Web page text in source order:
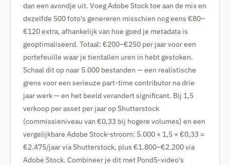
dan een avondje uit. Voeg Adobe Stock toe aan de mix en
dezelfde 500 foto's genereren misschien nog eens €80–
€120 extra, afhankelijk van hoe goed je metadata is
geoptimaliseerd. Totaal: €200–€250 per jaar voor een
portefeuille waar je tientallen uren in hebt gestoken.
Schaal dit op naar 5.000 bestanden — een realistische
grens voor een serieuze part-time contributor na drie
jaar werk — en het beeld verandert significant. Bij 1,5
verkoop per asset per jaar op Shutterstock
(commissieniveau van €0,33 bij hogere volumes) en een
vergelijkbare Adobe Stock-stroom: 5.000 × 1,5 × €0,33 =
€2.475/jaar via Shutterstock, plus €1.800–€2.200 via
Adobe Stock. Combineer je dit met Pond5-video's